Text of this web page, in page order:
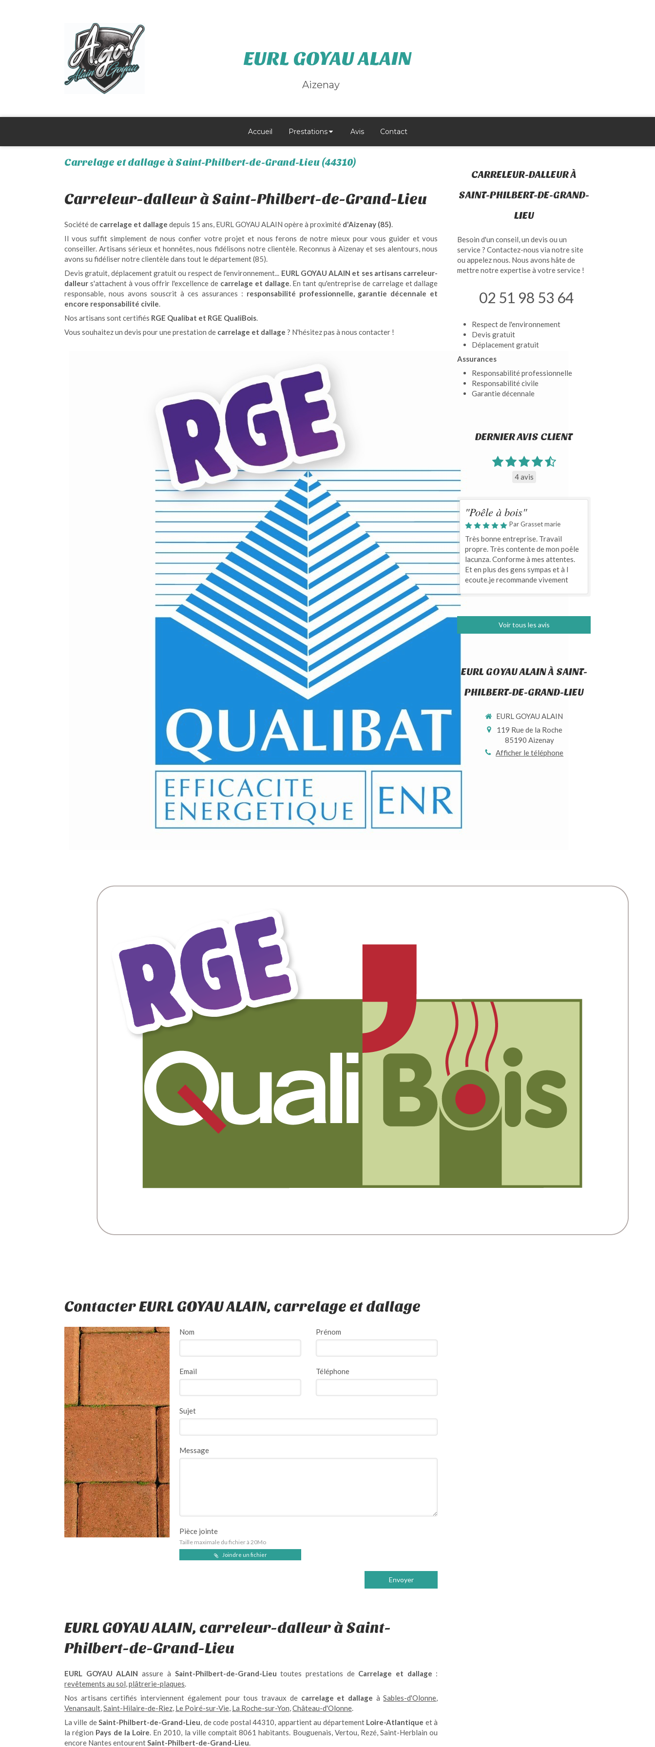
EURL GOYAU ALAIN
Aizenay
Accueil Prestations Avis Contact
Carrelage et dallage à Saint-Philbert-de-Grand-Lieu (44310)
Carreleur-dalleur à Saint-Philbert-de-Grand-Lieu
Société de carrelage et dallage depuis 15 ans, EURL GOYAU ALAIN opère à proximité d'Aizenay (85).
Il vous suffit simplement de nous confier votre projet et nous ferons de notre mieux pour vous guider et vous
conseiller. Artisans sérieux et honnêtes, nous fidélisons notre clientèle. Reconnus à Aizenay et ses alentours, nous
avons su fidéliser notre clientèle dans tout le département (85).
Devis gratuit, déplacement gratuit ou respect de l'environnement... EURL GOYAU ALAIN et ses artisans carreleur-
dalleur s'attachent à vous offrir l'excellence de carrelage et dallage. En tant qu'entreprise de carrelage et dallage
responsable, nous avons souscrit à ces assurances : responsabilité professionnelle, garantie décennale et
encore responsabilité civile.
Nos artisans sont certifiés RGE Qualibat et RGE QualiBois.
Vous souhaitez un devis pour une prestation de carrelage et dallage ? N'hésitez pas à nous contacter !
Contacter EURL GOYAU ALAIN, carrelage et dallage
Nom Prénom
Email Téléphone
Sujet
Message
Pièce jointe
Taille maximale du fichier à 20Mo
Joindre un fichier
Envoyer
EURL GOYAU ALAIN, carreleur-dalleur à Saint-
Philbert-de-Grand-Lieu
EURL GOYAU ALAIN assure à Saint-Philbert-de-Grand-Lieu toutes prestations de Carrelage et dallage :
revêtements au sol,plâtrerie-plaques.
Nos artisans certifiés interviennent également pour tous travaux de carrelage et dallage àSables-d'Olonne,
Venansault,Saint-Hilaire-de-Riez, Le Poiré-sur-Vie, La Roche-sur-Yon,Château-d'Olonne.
La ville deSaint-Philbert-de-Grand-Lieu, de code postal 44310, appartient au département Loire-Atlantique et à
la région Pays de la Loire. En 2010, la ville comptait 8061 habitants. Bouguenais, Vertou, Rezé, Saint-Herblain ou
encore Nantes entourentSaint-Philbert-de-Grand-Lieu.
CARRELEUR-DALLEUR À
SAINT-PHILBERT-DE-GRAND-
LIEU
Besoin d'un conseil, un devis ou un
service ? Contactez-nous via notre site
ou appelez nous. Nous avons hâte de
mettre notre expertise à votre service !
02 51 98 53 64
Respect de l'environnement
Devis gratuit
Déplacement gratuit
Assurances
Responsabilité professionnelle
Responsabilité civile
Garantie décennale
DERNIER AVIS CLIENT
4 avis
"Poêle à bois"
Par Grasset marie
Très bonne entreprise. Travail
propre. Très contente de mon poêle
lacunza. Conforme à mes attentes.
Et en plus des gens sympas et à l
ecoute.je recommande vivement
Voir tous les avis
EURL GOYAU ALAIN À SAINT-
PHILBERT-DE-GRAND-LIEU
EURL GOYAU ALAIN
119 Rue de la Roche
85190 Aizenay
Afficher le téléphone